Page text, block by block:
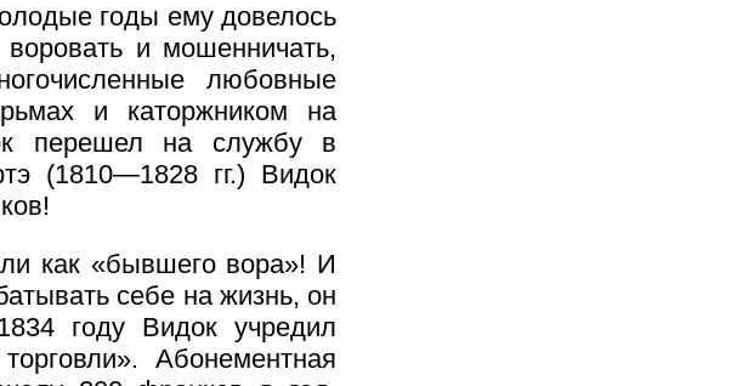
годы ему довелось
и мошенничать,
любовные
и каторжником на
перешел на службу в
(1810—1828 гг.) Видок
как «бывшего вора»! И
себе на жизнь, он
году Видок учредил
Абонементная